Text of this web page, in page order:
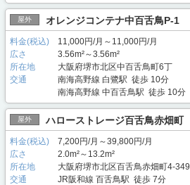
屋外 オレンジコンテナ中百舌鳥P-1
料金(税込)
11,000円/月～11,000円/月
広さ
3.56m²～3.56m²
所在地
大阪府堺市北区中百舌鳥町6丁
交通
南海高野線 白鷺駅 徒歩 10分
南海高野線 中百舌鳥駅 徒歩 10分
屋外 ハローストレージ百舌鳥赤畑町
料金(税込)
7,200円/月～39,800円/月
広さ
2.0m²～13.2m²
所在地
大阪府堺市北区百舌鳥赤畑町4-349
交通
JR阪和線 百舌鳥駅 徒歩 7分